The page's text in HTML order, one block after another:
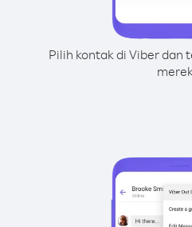
Pilih kontak di Viber dan